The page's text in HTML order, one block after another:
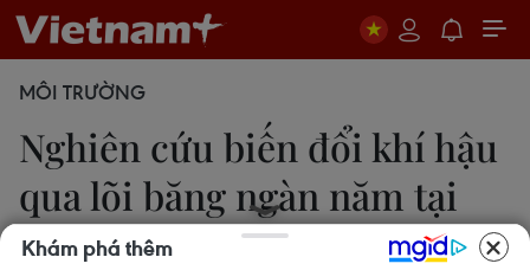
MÔI TRƯỜNG
Nghiên cứu biến đổi khí hậu
qua lõi băng ngàn năm tại
Peru
Khám phá thêm